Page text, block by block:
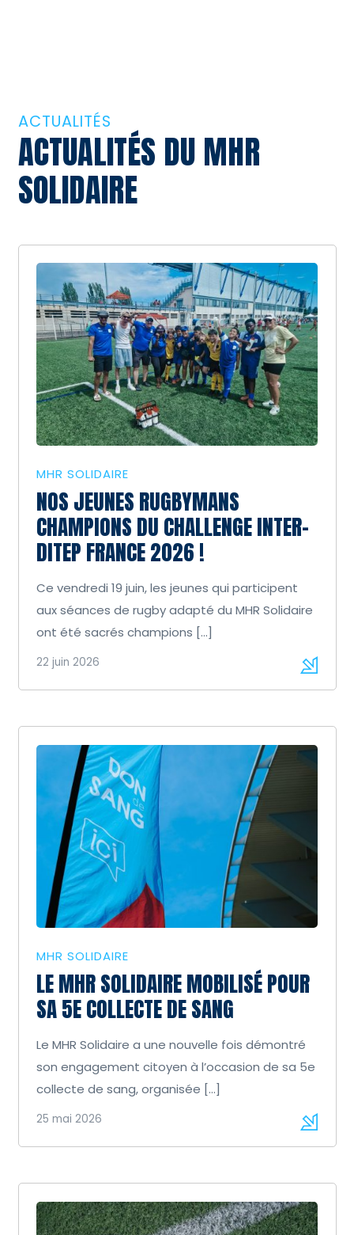
ACTUALITÉS
ACTUALITÉS DU MHR
SOLIDAIRE
MHR SOLIDAIRE
NOS JEUNES RUGBYMANS
CHAMPIONS DU CHALLENGE INTER-
DITEP FRANCE 2026 !
Ce vendredi 19 juin, les jeunes qui participent
aux séances de rugby adapté du MHR Solidaire
ont été sacrés champions […]
22 juin 2026
MHR SOLIDAIRE
LE MHR SOLIDAIRE MOBILISÉ POUR
SA 5E COLLECTE DE SANG
Le MHR Solidaire a une nouvelle fois démontré
son engagement citoyen à l’occasion de sa 5e
collecte de sang, organisée […]
25 mai 2026